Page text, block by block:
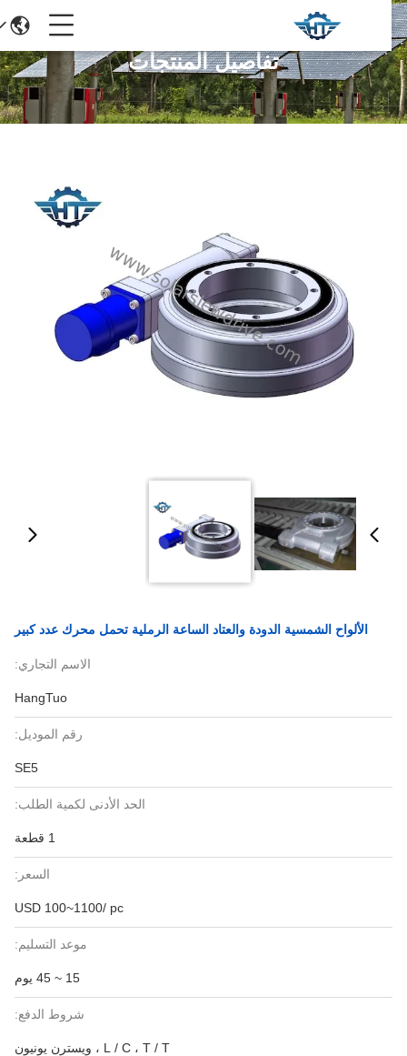
تفاصيل المنتجات
الألواح الشمسية الدودة والعتاد الساعة الرملية تحمل محرك عدد كبير
الاسم التجاري:
HangTuo
رقم الموديل:
SE5
الحد الأدنى لكمية الطلب:
السعر:
USD 100~1100/ pc
موعد التسليم:
15 ~ 45 يوم
شروط الدفع:
L / C ، T / T ، ويسترن يونيون